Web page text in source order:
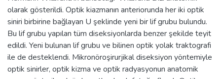
olarak gösterildi. Optik kiazmanın anteriorunda her iki optik
siniri birbirine bağlayan U şeklinde yeni bir lif grubu bulundu.
Bu lif grubu yapılan tüm diseksiyonlarda benzer şekilde teyit
edildi. Yeni bulunan lif grubu ve bilinen optik yolak traktografi
ile de desteklendi. Mikronöroşirurjikal diseksiyon yöntemiyle
optik sinirler, optik kizma ve optik radyasyonun anatomik